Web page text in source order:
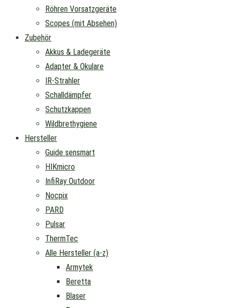
Röhren Vorsatzgeräte
Scopes (mit Absehen)
Zubehör
Akkus & Ladegeräte
Adapter & Okulare
IR-Strahler
Schalldämpfer
Schutzkappen
Wildbrethygiene
Hersteller
Guide sensmart
HIKmicro
InfiRay Outdoor
Nocpix
PARD
Pulsar
ThermTec
Alle Hersteller (a-z)
Armytek
Beretta
Blaser